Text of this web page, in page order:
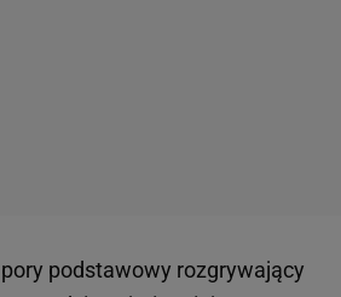
podstawowy rozgrywający